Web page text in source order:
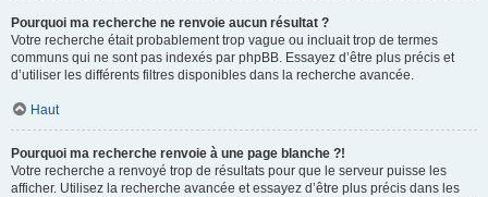
Pourquoi ma recherche ne renvoie aucun résultat ?
Votre recherche était probablement trop vague ou incluait trop de termes
communs qui ne sont pas indexés par phpBB. Essayez d’être plus précis et
d’utiliser les différents filtres disponibles dans la recherche avancée.
Haut
Pourquoi ma recherche renvoie à une page blanche ?!
Votre recherche a renvoyé trop de résultats pour que le serveur puisse les
afficher. Utilisez la recherche avancée et essayez d’être plus précis dans les